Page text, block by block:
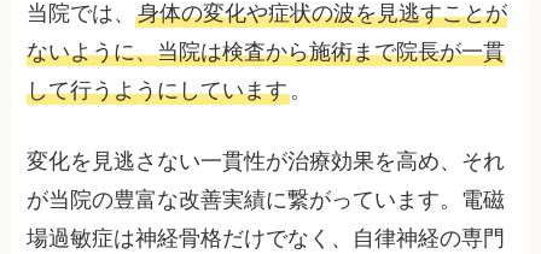
当院では、身体の変化や症状の波を見逃すことが
ないように、当院は検査から施術まで院長が一貫
して行うようにしています。
変化を見逃さない一貫性が治療効果を高め、それ
が当院の豊富な改善実績に繋がっています。電磁
場過敏症は神経骨格だけでなく、自律神経の専門